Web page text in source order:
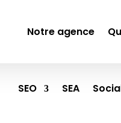
Notre agence
SEO SEA